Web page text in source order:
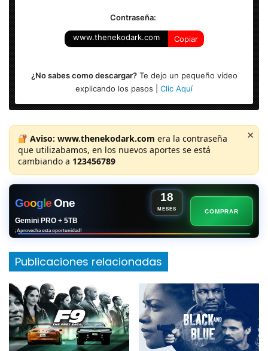
Contraseña:
www.thenekodark.com Copiar
¿No sabes como descargar?Te dejo un pequeño vídeo
explicando los pasos | Clic Aquí
Aviso: www.thenekodark.com era la contraseña
que utilizabamos, en los nuevos aportes se está
cambiando a 123456789
×
GoogleOne 18
MESES
Gemini PRO + 5TB
¡Aprovecha esta oportunidad!
COMPRAR
Publicaciones relacionadas